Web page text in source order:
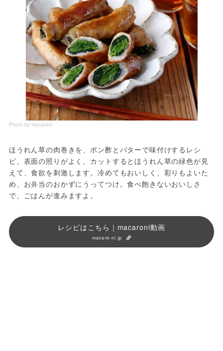
Photo by macaroni
ほうれん草の肉巻きを、ポン酢とバターで味付けするレシ
ピ。表面の照りがよく、カットするとほうれん草の緑色が見
えて、食欲を刺激します。冷めてもおいしく、彩りもよいた
め、お弁当のおかずにうってつけ。食べ飽きないおいしさ
で、ごはんが進みますよ。
レシピはこちら｜macaroni動画
macaro-ni.jp